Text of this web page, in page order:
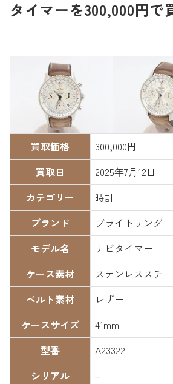
タイマーを300,000円で
買取価格
300,000円
買取日
2025年7月12日
カテゴリー
時計
ブランド
ブライトリング
モデル名
ナビタイマー
ケース素材
ステンレススチ
ベルト素材
レザー
ケースサイズ
41mm
型番
A23322
シリアル
–